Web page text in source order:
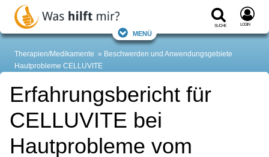
Suche Login
Menü
Therapien/Medikamente
Beschwerden und Anwendungsgebiete
Hautprobleme CELLUVITE
Erfahrungsbericht für
CELLUVITE bei
Hautprobleme vom